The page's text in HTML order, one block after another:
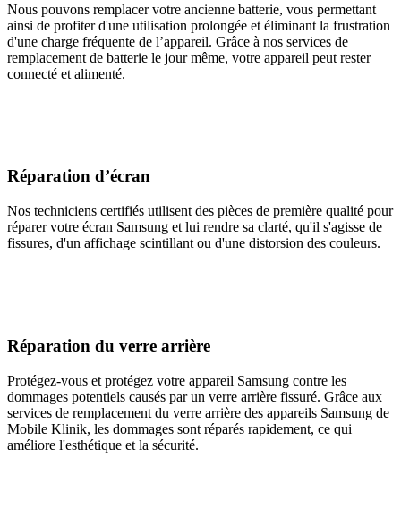
Nous pouvons remplacer votre ancienne batterie, vous permettant
ainsi de profiter d'une utilisation prolongée et éliminant la frustration
d'une charge fréquente de l’appareil. Grâce à nos services de
remplacement de batterie le jour même, votre appareil peut rester
connecté et alimenté.
Réparation d’écran
Nos techniciens certifiés utilisent des pièces de première qualité pour
réparer votre écran Samsung et lui rendre sa clarté, qu'il s'agisse de
fissures, d'un affichage scintillant ou d'une distorsion des couleurs.
Réparation du verre arrière
Protégez-vous et protégez votre appareil Samsung contre les
dommages potentiels causés par un verre arrière fissuré. Grâce aux
services de remplacement du verre arrière des appareils Samsung de
Mobile Klinik, les dommages sont réparés rapidement, ce qui
améliore l'esthétique et la sécurité.